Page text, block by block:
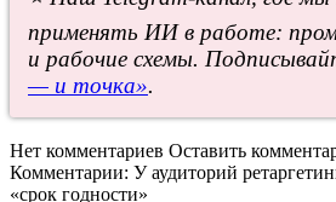
применять ИИ в работе:
и рабочие схемы.
— и точка».
Нет комментариев Оставить
Комментарии: У аудиторий
«срок годности»